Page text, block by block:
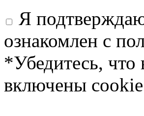
Я
ознакомлен с
*Убедитесь, что
включены cookie